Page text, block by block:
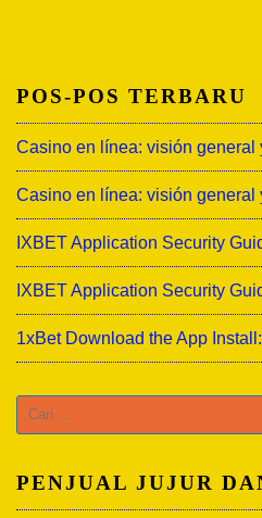
POS-POS TERBARU
Casino en línea: visión general
Casino en línea: visión general
IXBET Application Security
IXBET Application Security
1xBet Download the App
Cari
untuk:
PENJUAL JUJUR